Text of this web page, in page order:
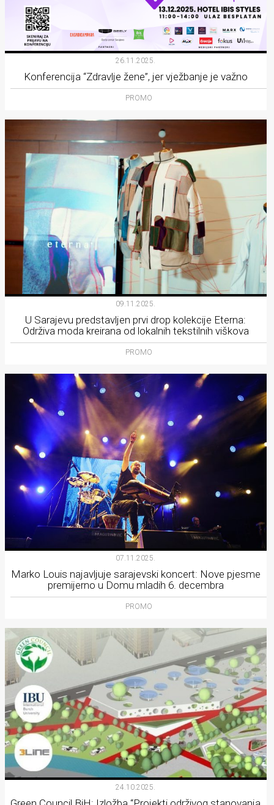
26.11.2025.
Konferencija “Zdravlje žene”, jer vježbanje je važno
PROMO
09.11.2025.
U Sarajevu predstavljen prvi drop kolekcije Eterna:
Održiva moda kreirana od lokalnih tekstilnih viškova
PROMO
07.11.2025.
Marko Louis najavljuje sarajevski koncert: Nove pjesme
premijerno u Domu mladih 6. decembra
PROMO
24.10.2025.